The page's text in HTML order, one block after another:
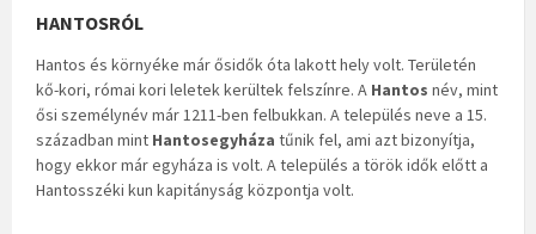
HANTOSRÓL
Hantos és környéke már ősidők óta lakott hely volt. Területén
kő-kori, római kori leletek kerültek felszínre. A Hantos név, mint
ősi személynév már 1211-ben felbukkan. A település neve a 15.
században mint Hantosegyháza tűnik fel, ami azt bizonyítja,
hogy ekkor már egyháza is volt. A település a török idők előtt a
Hantosszéki kun kapitányság központja volt.